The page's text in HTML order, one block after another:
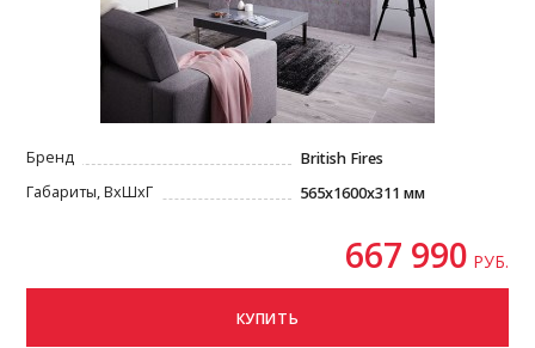
Бренд
British Fires
Габариты, ВxШxГ
565x1600x311 мм
667 990 РУБ.
КУПИТЬ